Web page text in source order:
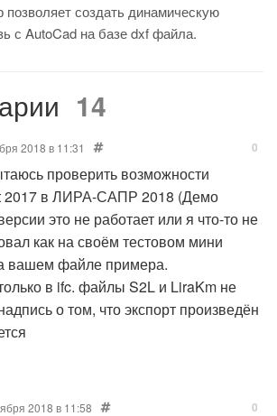
создать динамическую
с AutoCad на базе dxf файла.
14
2018 в 11:31 0
проверить возможности
2017 в ЛИРА-САПР 2018 (Демо
это не работает или я что-то не
как на своём тестовом мини
вашем файле примера.
в ifc. файлы S2L и LiraKm не
о том, что экспорт произведён
2018 в 11:58 0